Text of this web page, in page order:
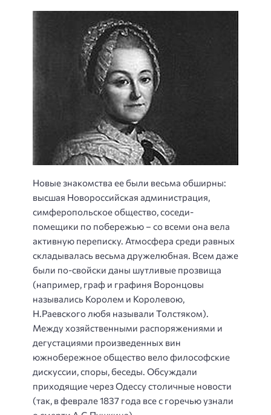
Новые знакомства ее были весьма обширны:
высшая Новороссийская администрация,
симферопольское общество, соседи-
помещики по побережью – со всеми она вела
активную переписку. Атмосфера среди равных
складывалась весьма дружелюбная. Всем даже
были по-свойски даны шутливые прозвища
(например, граф и графиня Воронцовы
назывались Королем и Королевою,
Н.Раевского любя называли Толстяком).
Между хозяйственными распоряжениями и
дегустациями произведенных вин
южнобережное общество вело философские
дискуссии, споры, беседы. Обсуждали
приходящие через Одессу столичные новости
(так, в феврале 1837 года все с горечью узнали